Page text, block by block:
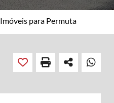
Imóveis para Permuta